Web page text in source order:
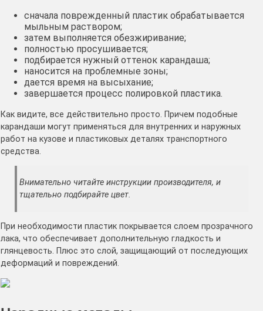
сначала поврежденный пластик обрабатывается
мыльным раствором;
затем выполняется обезжиривание;
полностью просушивается;
подбирается нужный оттенок карандаша;
наносится на проблемные зоны;
дается время на высыхание;
завершается процесс полировкой пластика.
Как видите, все действительно просто. Причем подобные
карандаши могут применяться для внутренних и наружных
работ на кузове и пластиковых деталях транспортного
средства.
Внимательно читайте инструкции производителя, и
тщательно подбирайте цвет.
При необходимости пластик покрывается слоем прозрачного
лака, что обеспечивает дополнительную гладкость и
глянцевость. Плюс это слой, защищающий от последующих
деформаций и повреждений.